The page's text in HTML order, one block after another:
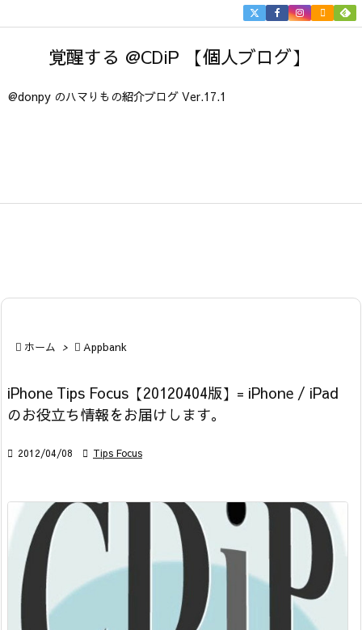
覚醒する @CDiP 【個人ブログ】
@donpy のハマりもの紹介ブログ Ver.17.1


 ホーム >  Appbank
iPhone Tips Focus【20120404版】= iPhone / iPad
のお役立ち情報をお届けします。
 2012/04/08  Tips Focus